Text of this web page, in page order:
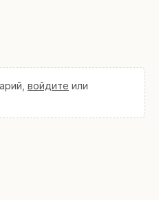
войдите или